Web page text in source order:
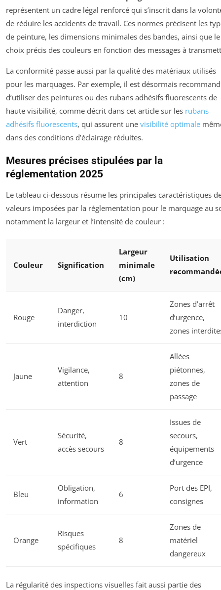
représentent un cadre légal renforcé qui s’inscrit dans la
de réduire les accidents de travail. Ces normes précisent les
de peinture, les dimensions minimales des bandes, ainsi que le
choix précis des couleurs en fonction des messages à
La conformité passe aussi par la qualité des matériaux utilisés
pour les marquages. Par exemple, il est désormais
d’utiliser des peintures ou des rubans adhésifs fluorescents de
haute visibilité, comme décrit dans cet article sur les rubans
adhésifs fluorescents, qui assurent une visibilité optimale
dans des conditions d’éclairage réduites.
Mesures précises stipulées par la
réglementation 2025
Le tableau ci-dessous résume les principales caractéristiques
valeurs imposées par la réglementation pour le marquage au
notamment la largeur et l’intensité de couleur :
Couleur Signification
Largeur
minimale
(cm)
Utilisation
Rouge
Danger,
interdiction
10
Zones d’arrêt
d’urgence,
zones
Jaune
Vigilance,
attention
8
Allées
piétonnes,
zones de
passage
Vert
Sécurité,
accès secours
8
Issues de
secours,
équipements
d’urgence
Bleu
Obligation,
information
6
Port des EPI,
consignes
Orange
Risques
spécifiques
8
Zones de
matériel
dangereux
La régularité des inspections visuelles fait aussi partie des